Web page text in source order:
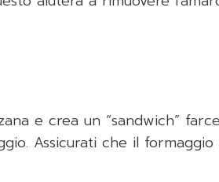
e crea un “sandwich”
Assicurati che il